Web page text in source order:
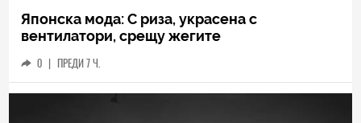
Японска мода: С риза, украсена с
вентилатори, срещу жегите
0 | ПРЕДИ 7 Ч.